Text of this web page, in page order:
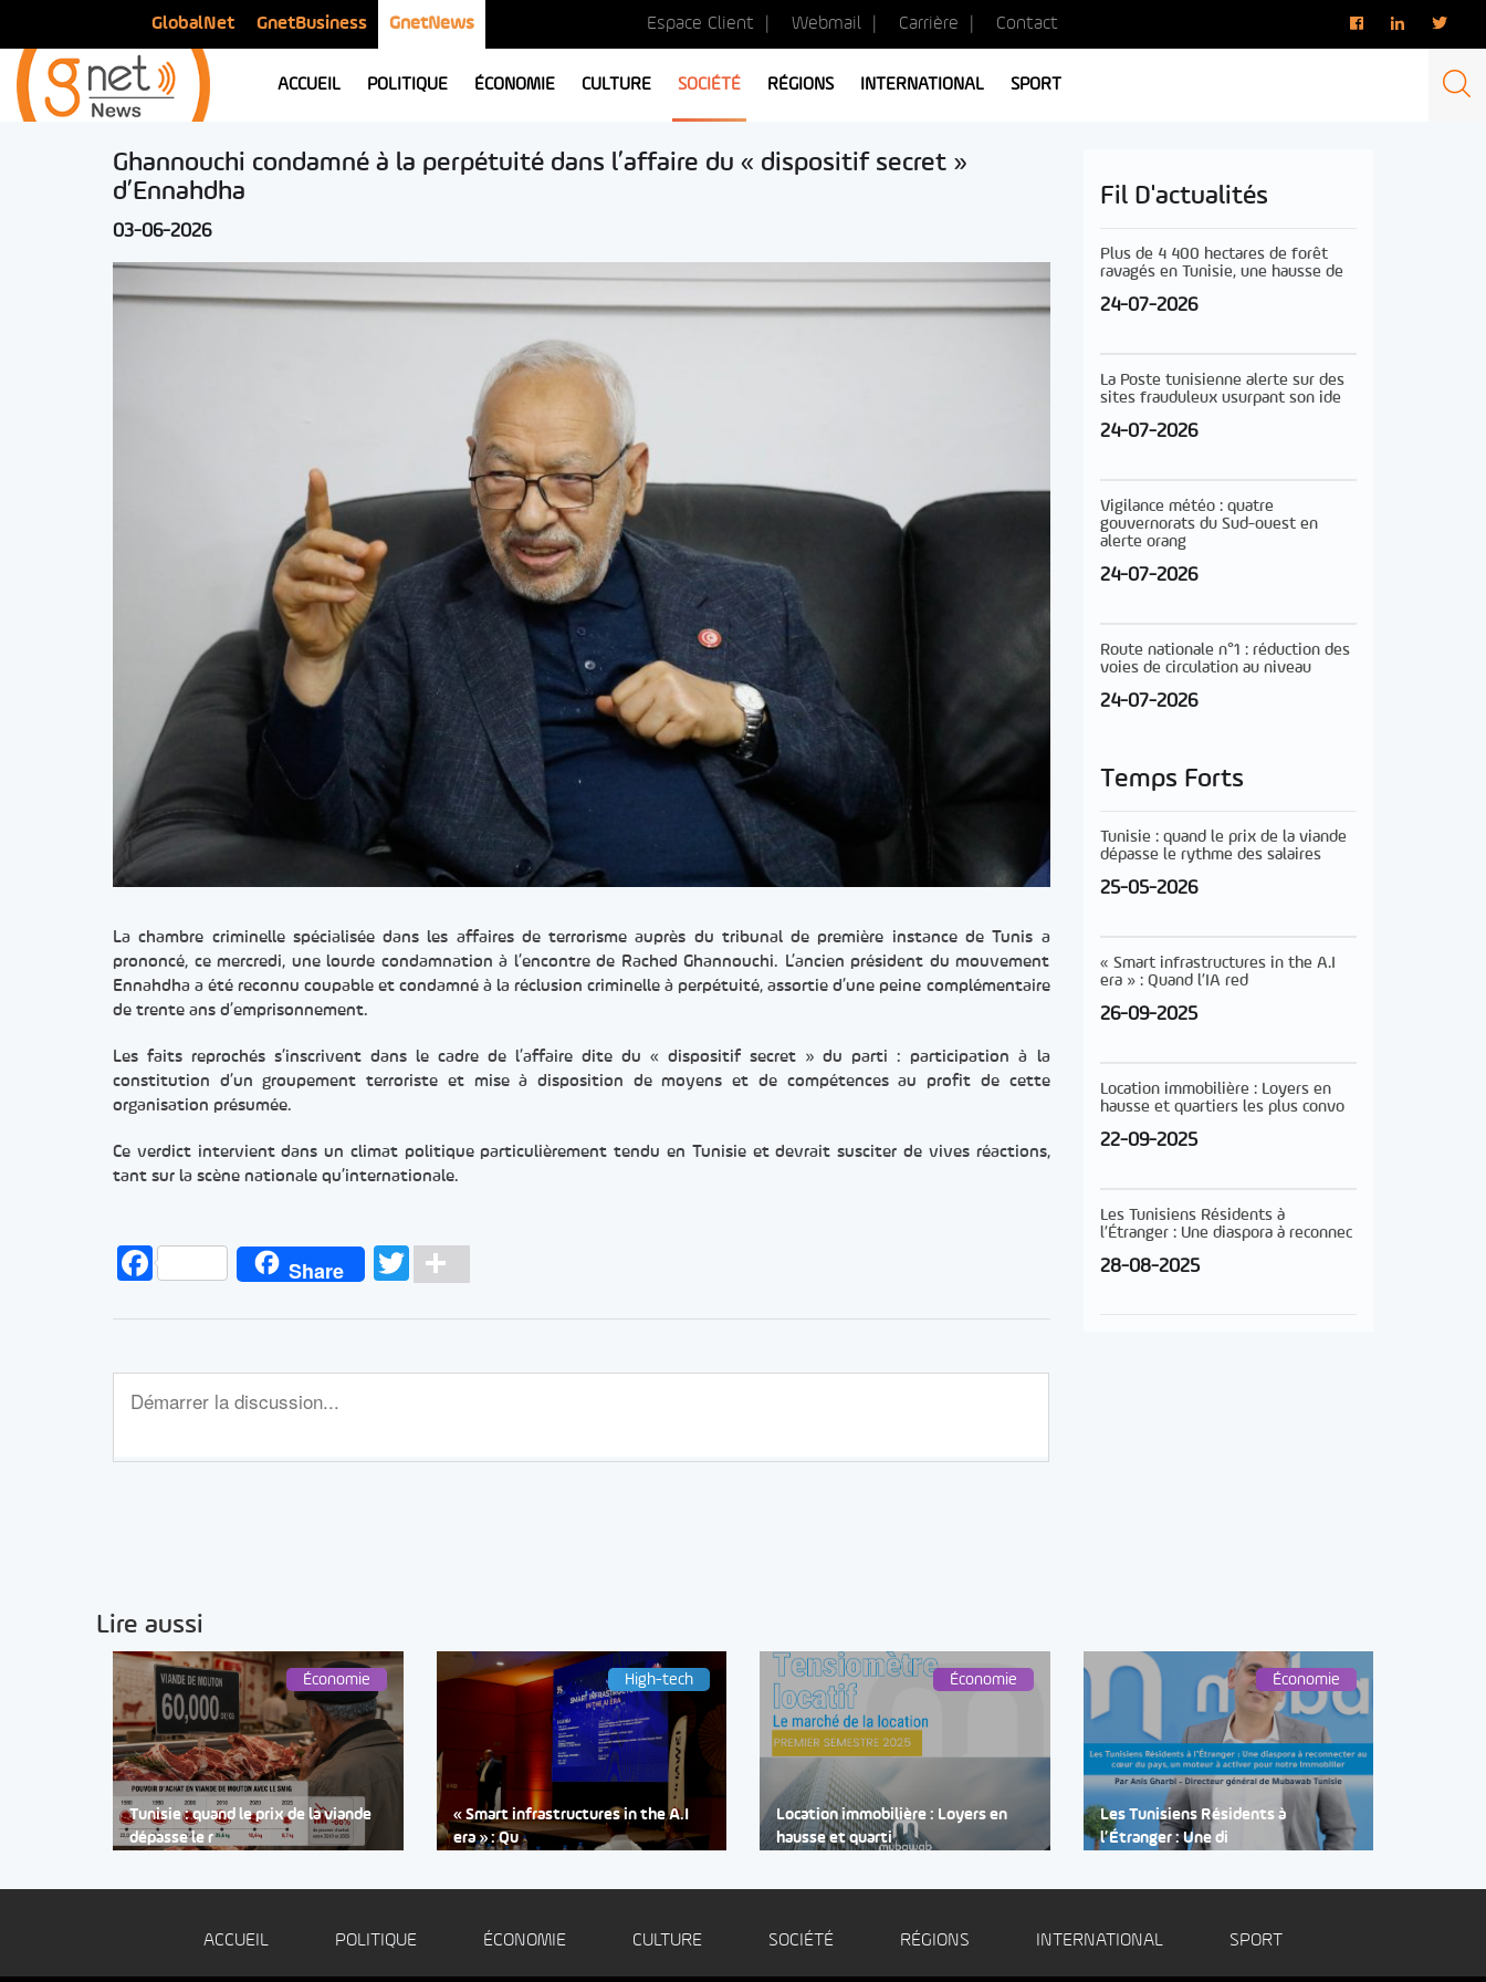
GlobalNet GnetBusiness GnetNews Espace Client Webmail Carrière Contact
ACCUEIL POLITIQUE ÉCONOMIE CULTURE SOCIÉTÉ RÉGIONS INTERNATIONAL SPORT
Ghannouchi condamné à la perpétuité dans l’affaire du « dispositif secret »
d’Ennahdha
03-06-2026
La chambre criminelle spécialisée dans les affaires de terrorisme auprès du tribunal de première instance de Tunis a
prononcé, ce mercredi, une lourde condamnation à l’encontre de Rached Ghannouchi. L’ancien président du mouvement
Ennahdha a été reconnu coupable et condamné à la réclusion criminelle à perpétuité, assortie d’une peine complémentaire
de trente ans d’emprisonnement.
Les faits reprochés s’inscrivent dans le cadre de l’affaire dite du « dispositif secret » du parti : participation à la
constitution d’un groupement terroriste et mise à disposition de moyens et de compétences au profit de cette
organisation présumée.
Ce verdict intervient dans un climat politique particulièrement tendu en Tunisie et devrait susciter de vives réactions,
tant sur la scène nationale qu’internationale.
FacebookShare Twitter
Fil D'actualités
Plus de 4 400 hectares de forêt
ravagés en Tunisie, une hausse de
24-07-2026
La Poste tunisienne alerte sur des
sites frauduleux usurpant son ide
24-07-2026
Vigilance météo : quatre
gouvernorats du Sud-ouest en
alerte orang
24-07-2026
Route nationale n°1 : réduction des
voies de circulation au niveau
24-07-2026
Temps Forts
Tunisie : quand le prix de la viande
dépasse le rythme des salaires
25-05-2026
« Smart infrastructures in the A.I
era » : Quand l’IA red
26-09-2025
Location immobilière : Loyers en
hausse et quartiers les plus convo
22-09-2025
Les Tunisiens Résidents à
l’Étranger : Une diaspora à reconnec
28-08-2025
Lire aussi
Économie
Tunisie : quand le prix de la viande
dépasse le r
High-tech
« Smart infrastructures in the A.I
era » : Qu
Économie
Location immobilière : Loyers en
hausse et quarti
Économie
Les Tunisiens Résidents à
l’Étranger : Une di
ACCUEIL POLITIQUE ÉCONOMIE CULTURE SOCIÉTÉ RÉGIONS INTERNATIONAL SPORT